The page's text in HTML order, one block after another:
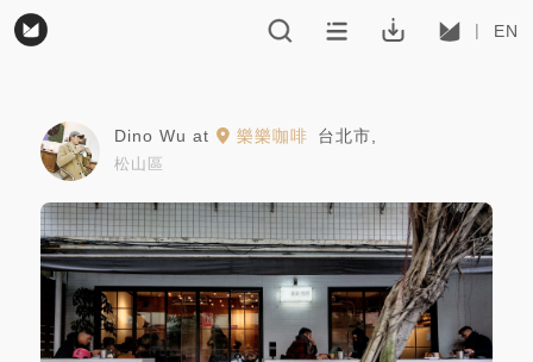
EN
Dino Wu at 樂樂咖啡 台北市
松山區